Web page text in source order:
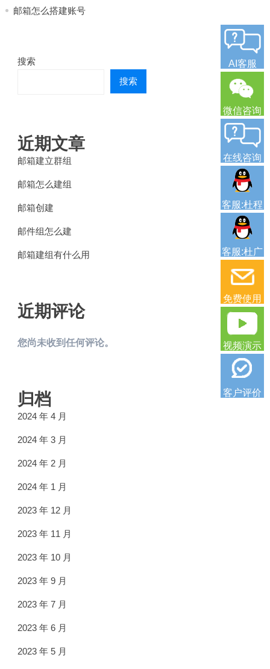
邮箱怎么搭建账号
搜索
搜索
近期文章
邮箱建立群组
邮箱怎么建组
邮箱创建
邮件组怎么建
邮箱建组有什么用
近期评论
您尚未收到任何评论。
归档
2024 年 4 月
2024 年 3 月
2024 年 2 月
2024 年 1 月
2023 年 12 月
2023 年 11 月
2023 年 10 月
2023 年 9 月
2023 年 7 月
2023 年 6 月
2023 年 5 月
AI客服
微信咨询
在线咨询
客服:杜程
客服:杜广
免费使用
视频演示
客户评价